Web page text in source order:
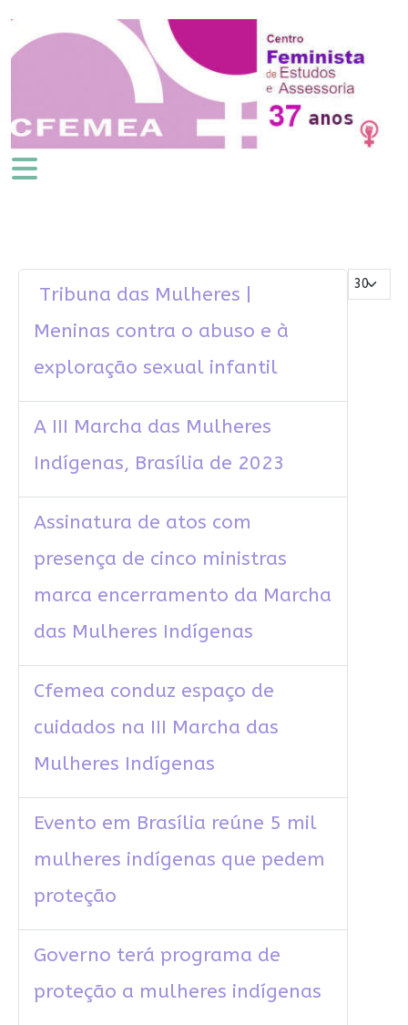
Mostrar #
Tribuna das Mulheres |
Meninas contra o abuso e à
exploração sexual infantil
A III Marcha das Mulheres
Indígenas, Brasília de 2023
Assinatura de atos com
presença de cinco ministras
marca encerramento da Marcha
das Mulheres Indígenas
Cfemea conduz espaço de
cuidados na III Marcha das
Mulheres Indígenas
Evento em Brasília reúne 5 mil
mulheres indígenas que pedem
proteção
Governo terá programa de
proteção a mulheres indígenas